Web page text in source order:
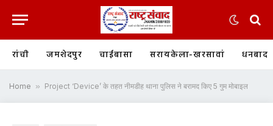
रांची जमशेदपुर चाईबासा सरायकेला-खरसावां धनबाद
Home » Project ‘Device’ के तहत नीमडीह थाना पुलिस ने बरामद किए 5 गुम मोबाइल